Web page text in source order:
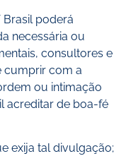
Brasil poderá
necessária ou
consultores e
cumprir com a
ou intimação
acreditar de boa-fé
exija tal divulgação;